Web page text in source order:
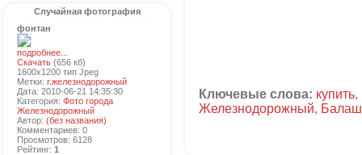
Случайная фотография
фонтан
подробнее...
Скачать (656 кб)
1600x1200 тип Jpeg
Метки: г.железнодорожный
Дата: 2010-06-21 14:35:30
Категория: Фото города
Железнодорожный
Автор: (без названия)
Комментариев: 0
Просмотров: 6128
Рейтинг: 1
Ключевые слова: купить,
Железнодорожный,